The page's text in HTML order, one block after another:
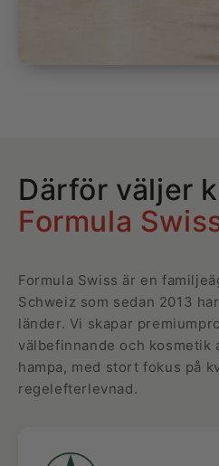
Därför väljer
Formula
Formula Swiss är en
Schweiz som sedan 2013
länder. Vi skapar
välbefinnande och kosmetik
hampa, med stort fokus på
regelefterlevnad.